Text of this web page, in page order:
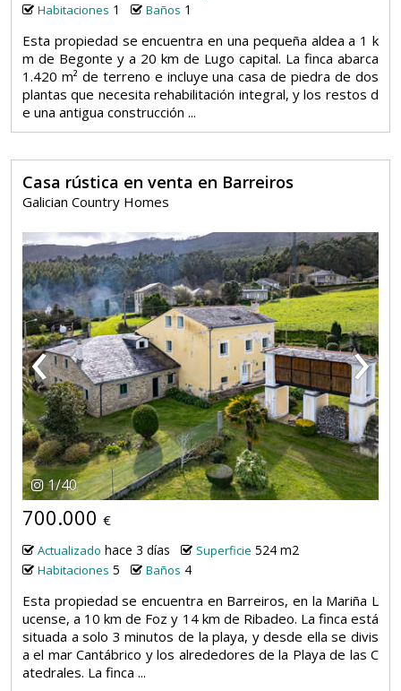
Habitaciones 1 Baños 1
Esta propiedad se encuentra en una pequeña aldea a 1 k
m de Begonte y a 20 km de Lugo capital. La finca abarca
1.420 m² de terreno e incluye una casa de piedra de dos
plantas que necesita rehabilitación integral, y los restos d
e una antigua construcción ...
Casa rústica en venta en Barreiros
Galician Country Homes
‹ ›
1/40
700.000 €
Actualizado hace 3 días Superficie 524 m2
Habitaciones 5 Baños 4
Esta propiedad se encuentra en Barreiros, en la Mariña L
ucense, a 10 km de Foz y 14 km de Ribadeo. La finca está
situada a solo 3 minutos de la playa, y desde ella se divis
a el mar Cantábrico y los alrededores de la Playa de las C
atedrales. La finca ...